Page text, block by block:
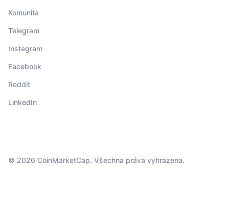
Komunita
Telegram
Instagram
Facebook
Reddit
LinkedIn
© 2026 CoinMarketCap. Všechna práva vyhrazena.